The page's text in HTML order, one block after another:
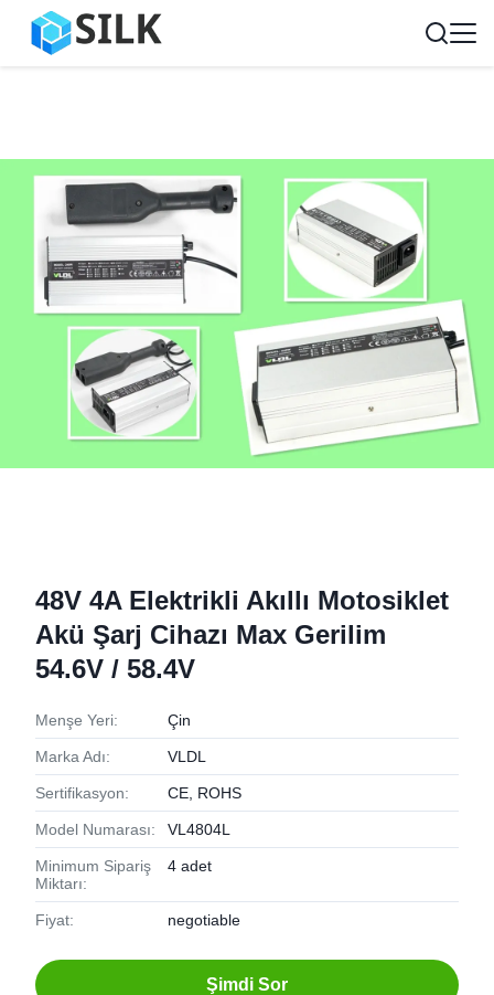
48V 4A Elektrikli Akıllı Motosiklet
Akü Şarj Cihazı Max Gerilim
54.6V / 58.4V
Menşe Yeri: Çin
Marka Adı: VLDL
Sertifikasyon: CE, ROHS
Model Numarası: VL4804L
Minimum Sipariş
Miktarı:
4 adet
Fiyat: negotiable
Şimdi Sor